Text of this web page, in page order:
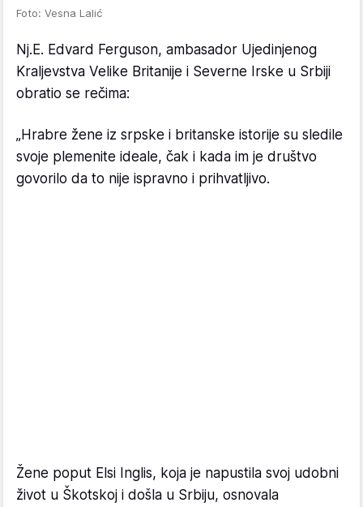
Foto: Vesna Lalić
Nj.E. Edvard Ferguson, ambasador Ujedinjenog
Kraljevstva Velike Britanije i Severne Irske u Srbiji
obratio se rečima:
„Hrabre žene iz srpske i britanske istorije su sledile
svoje plemenite ideale, čak i kada im je društvo
govorilo da to nije ispravno i prihvatljivo.
Žene poput Elsi Inglis, koja je napustila svoj udobni
život u Škotskoj i došla u Srbiju, osnovala